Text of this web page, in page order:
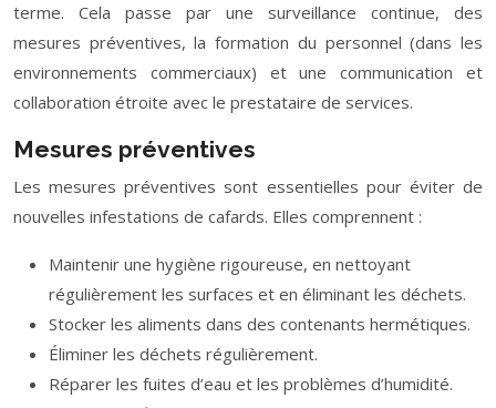
terme. Cela passe par une surveillance continue, des
mesures préventives, la formation du personnel (dans les
environnements commerciaux) et une communication et
collaboration étroite avec le prestataire de services.
Mesures préventives
Les mesures préventives sont essentielles pour éviter de
nouvelles infestations de cafards. Elles comprennent :
Maintenir une hygiène rigoureuse, en nettoyant
régulièrement les surfaces et en éliminant les déchets.
Stocker les aliments dans des contenants hermétiques.
Éliminer les déchets régulièrement.
Réparer les fuites d’eau et les problèmes d’humidité.